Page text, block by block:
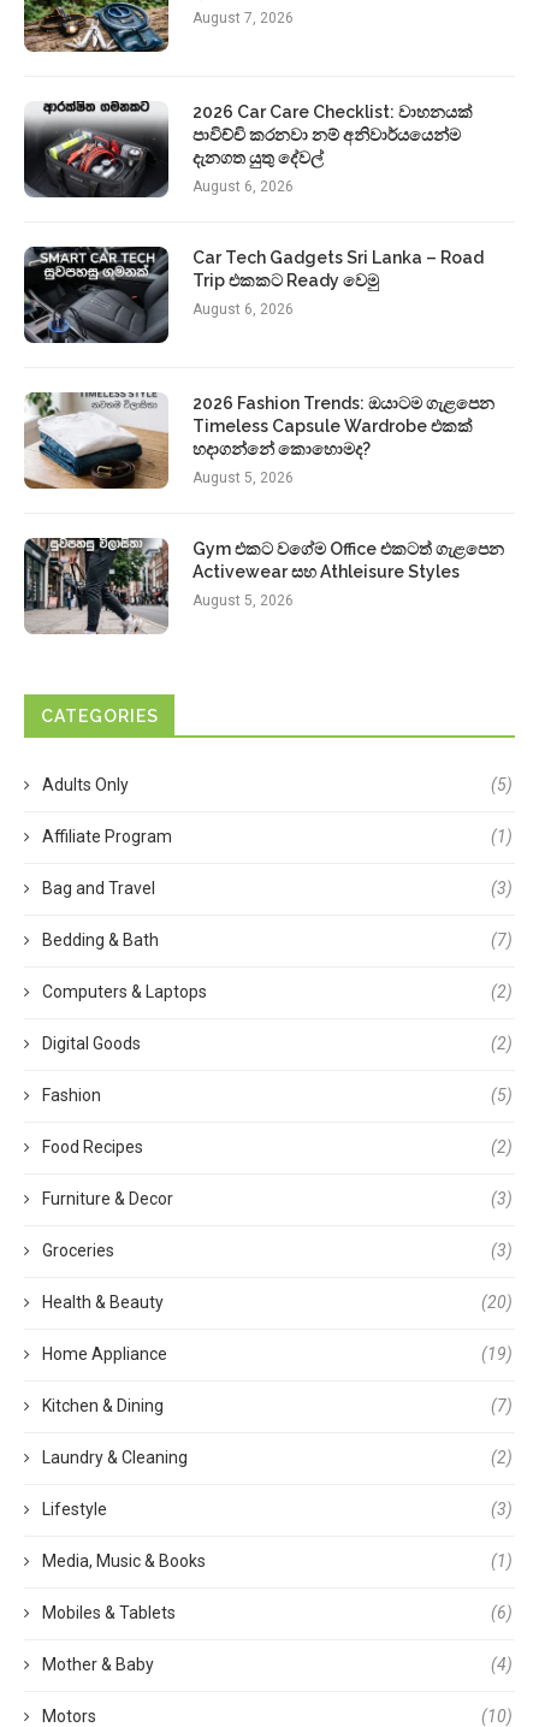
August 7, 2026
2026 Car Care Checklist: වාහනයක්
පාවිච්චි කරනවා නම් අනිවාර්යයෙන්ම
දැනගත යුතු දේවල්
August 6, 2026
Car Tech Gadgets Sri Lanka – Road
Trip එකකට Ready වෙමු
August 6, 2026
2026 Fashion Trends: ඔයාටම ගැළපෙන
Timeless Capsule Wardrobe එකක්
හදාගන්නේ කොහොමද?
August 5, 2026
Gym එකට වගේම Office එකටත් ගැළපෙන
Activewear සහ Athleisure Styles
August 5, 2026
CATEGORIES
Adults Only (5)
Affiliate Program (1)
Bag and Travel (3)
Bedding & Bath (7)
Computers & Laptops (2)
Digital Goods (2)
Fashion (5)
Food Recipes (2)
Furniture & Decor (3)
Groceries (3)
Health & Beauty (20)
Home Appliance (19)
Kitchen & Dining (7)
Laundry & Cleaning (2)
Lifestyle (3)
Media, Music & Books (1)
Mobiles & Tablets (6)
Mother & Baby (4)
Motors (10)